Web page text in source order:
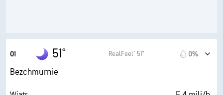
01 51° RealFeel® 51° 0%
Bezchmurnie